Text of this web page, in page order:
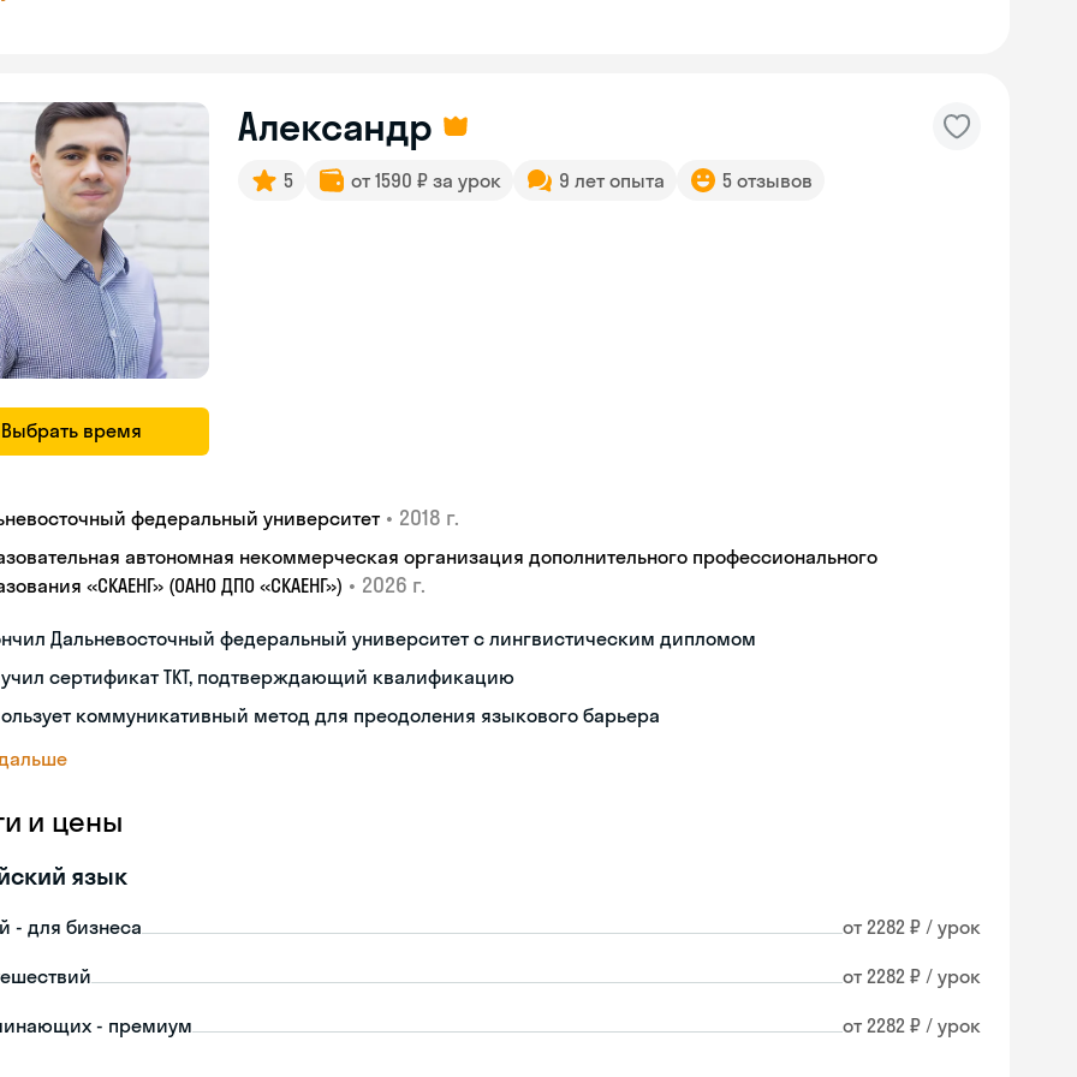
Выбрать время
Александр
5 от 1590 ₽ за урок 9 лет опыта 5 отзывов
федеральный университет • 2018 г.
автономная некоммерческая организация дополнительного профессионального
«СКАЕНГ» (ОАНО ДПО «СКАЕНГ») • 2026 г.
Дальневосточный федеральный университет с лингвистическим дипломом
сертификат TKT, подтверждающий квалификацию
коммуникативный метод для преодоления языкового барьера
и цены
язык
- для бизнеса от 2282 ₽ / урок
от 2282 ₽ / урок
- премиум от 2282 ₽ / урок